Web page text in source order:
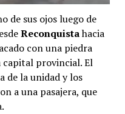
de sus ojos luego de
Reconquistahacia
con una piedra
capital provincial. El
de la unidad y los
a una pasajera, que